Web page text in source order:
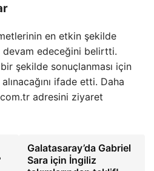
en etkin şekilde
devam edeceğini belirtti.
bir şekilde sonuçlanması için
ifade etti. Daha
adresini ziyaret
Galatasaray’da Gabriel
Sara için İngiliz